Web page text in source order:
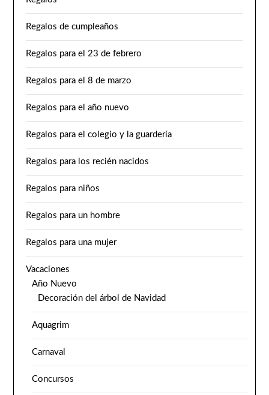
Regalos de cumpleaños
Regalos para el 23 de febrero
Regalos para el 8 de marzo
Regalos para el año nuevo
Regalos para el colegio y la guardería
Regalos para los recién nacidos
Regalos para niños
Regalos para un hombre
Regalos para una mujer
Vacaciones
Año Nuevo
Decoración del árbol de Navidad
Aquagrim
Carnaval
Concursos